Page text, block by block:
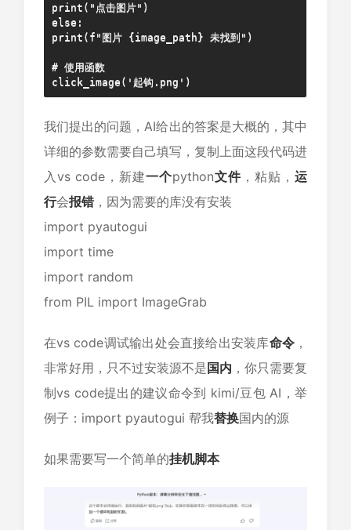
print("点击图片")
else:
print(f"图片 {image_path} 未找到")
# 使用函数
click_image('起钩.png')
我们提出的问题，AI给出的答案是大概的，其中
详细的参数需要自己填写，复制上面这段代码进
入vs code，新建一个python文件 ，粘贴， 运
行会报错 ，因为需要的库没有安装
import pyautogui
import time
import random
from PIL import ImageGrab
在vs code调试输出处会直接给出安装库命令 ，
非常好用，只不过安装源不是国内 ，你只需要复
制vs code提出的建议命令到 kimi/豆包 AI，举
例子：import pyautogui 帮我替换国内的源
如果需要写一个简单的挂机脚本